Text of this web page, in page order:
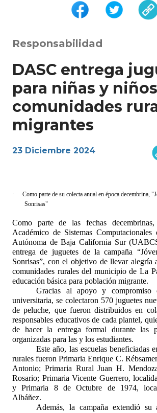
Responsabilidad
DASC entrega
para niñas y
comunidades
migrantes
23 Diciembre 2024
·
Como parte de su colecta anual en época decembrina,
Sonrisas"
Como parte de las fechas
Académico de Sistemas
Autónoma de Baja California Sur
entrega de juguetes de la campaña
Sonrisas”, con el objetivo de llevar alegría
comunidades rurales del municipio de La
educación básica para población migrante.
Gracias al apoyo y compromiso
universitaria, se colectaron 570 juguetes
de peluche, que fueron distribuidos en
responsables educativos de cada plantel,
de hacer la entrega formal durante las
organizadas para las y los estudiantes.
Este año, las escuelas beneficiadas
rurales fueron Primaria Enrique C.
Antonio; Primaria Rural Juan H.
Rosario; Primaria Vicente Guerrero,
y Primaria 8 de Octubre de 1974,
Albáñez.
Además, la campaña extendió